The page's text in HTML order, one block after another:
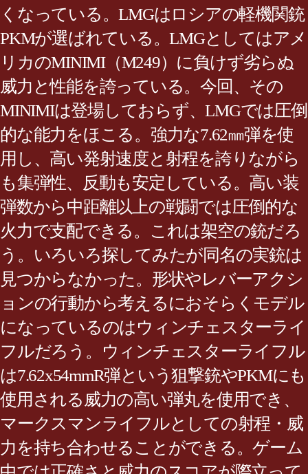
くなっている。LMGはロシアの軽機関銃
PKMが選ばれている。LMGとしてはアメ
リカのMINIMI（M249）に負けず劣らぬ
威力と性能を誇っている。今回、その
MINIMIは登場しておらず、LMGでは圧倒
的な能力をほこる。強力な7.62㎜弾を使
用し、高い発射速度と射程を誇りながら
も集弾性、反動も安定している。高い装
弾数から中距離以上の戦闘では圧倒的な
火力で支配できる。これは架空の銃だろ
う。いろいろ探してみたが同名の実銃は
見つからなかった。形状やレバーアクシ
ョンの行動から考えるにおそらくモデル
になっているのはウィンチェスターライ
フルだろう。ウィンチェスターライフル
は7.62x54mmR弾という狙撃銃やPKMにも
使用される威力の高い弾丸を使用でき、
マークスマンライフルとしての射程・威
力を持ち合わせることができる。ゲーム